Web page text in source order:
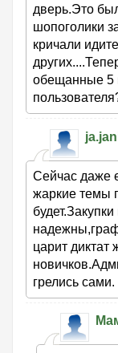
дверь.Это
шопоголики
кричали
обещанные 5
Сейчас даже
жаркие темы
царит диктат
грелись сами.